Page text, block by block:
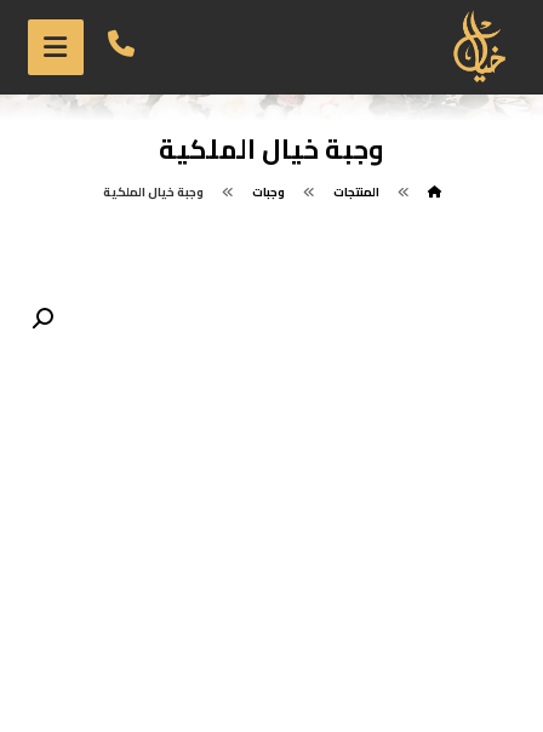
وجبة خيال الملكية
المنتجات وجبات وجبة خيال الملكية